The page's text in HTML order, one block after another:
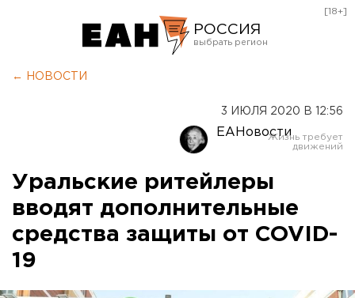
РОССИЯ
Оренбург
[18+]
← НОВОСТИ
3 ИЮЛЯ 2020 В 12:56
ЕАНовости
Уральские ритейлеры
вводят дополнительные
средства защиты от COVID-
19